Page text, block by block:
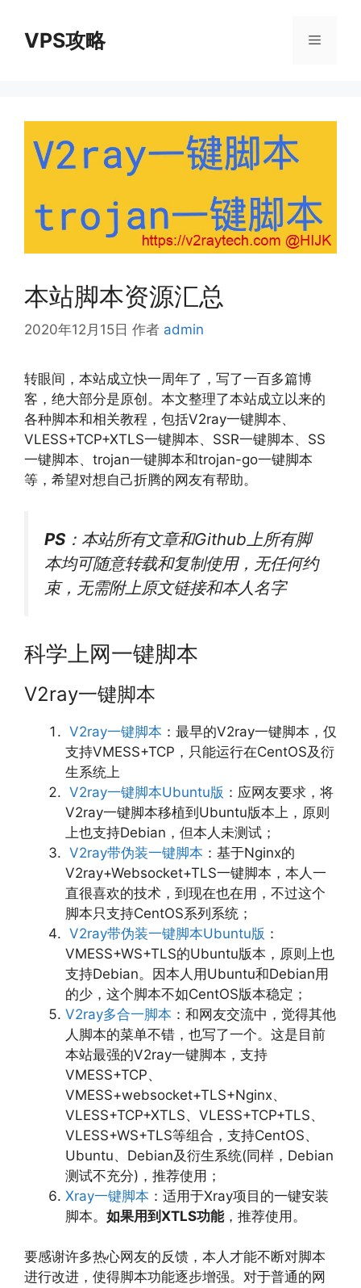
VPS攻略 菜
本站脚本资源汇总
2020年12月15日 作者 admin
转眼间，本站成立快一周年了，写了一百多篇博
客，绝大部分是原创。本文整理了本站成立以来的
各种脚本和相关教程，包括V2ray一键脚本、
VLESS+TCP+XTLS一键脚本、SSR一键脚本、SS
一键脚本、trojan一键脚本和trojan-go一键脚本
等，希望对想自己折腾的网友有帮助。
PS ：本站所有文章和Github上所有脚
本均可随意转载和复制使用，无任何约
束，无需附上原文链接和本人名字
科学上网一键脚本
V2ray一键脚本
V2ray一键脚本 ：最早的V2ray一键脚本，仅
支持VMESS+TCP，只能运行在CentOS及衍
生系统上
V2ray一键脚本Ubuntu版 ：应网友要求，将
V2ray一键脚本移植到Ubuntu版本上，原则
上也支持Debian，但本人未测试；
V2ray带伪装一键脚本 ：基于Nginx的
V2ray+Websocket+TLS一键脚本，本人一
直很喜欢的技术，到现在也在用，不过这个
脚本只支持CentOS系列系统；
V2ray带伪装一键脚本Ubuntu版 ：
VMESS+WS+TLS的Ubuntu版本，原则上也
支持Debian。因本人用Ubuntu和Debian用
的少，这个脚本不如CentOS版本稳定；
V2ray多合一脚本 ：和网友交流中，觉得其他
人脚本的菜单不错，也写了一个。这是目前
本站最强的V2ray一键脚本，支持
VMESS+TCP、
VMESS+websocket+TLS+Nginx、
VLESS+TCP+XTLS、VLESS+TCP+TLS、
VLESS+WS+TLS等组合，支持CentOS、
Ubuntu、Debian及衍生系统(同样，Debian
测试不充分)，推荐使用；
Xray一键脚本 ：适用于Xray项目的一键安装
脚本。 如果用到XTLS功能，推荐使用。
要感谢许多热心网友的反馈，本人才能不断对脚本
进行改进，使得脚本功能逐步增强。对于普通的网